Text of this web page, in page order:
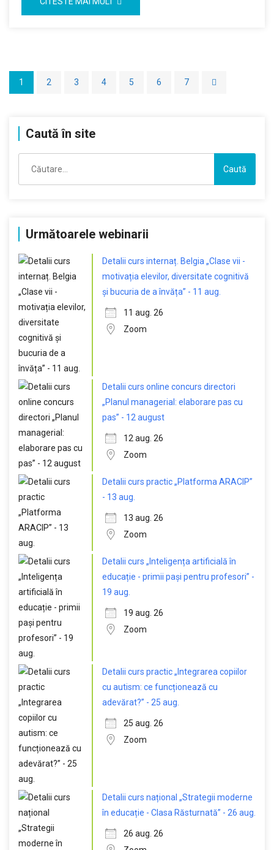
1 2 3 4 5 6 7
Caută în site
după:
Următoarele webinarii
Detalii curs internaț. Belgia „Clase vii -
motivația elevilor, diversitate cognitivă
și bucuria de a învăța” - 11 aug.
11 aug. 26
Zoom
Detalii curs online concurs directori
„Planul managerial: elaborare pas cu
pas” - 12 august
12 aug. 26
Zoom
Detalii curs practic „Platforma ARACIP”
- 13 aug.
13 aug. 26
Zoom
Detalii curs „Inteligența artificială în
educație - primii pași pentru profesori” -
19 aug.
19 aug. 26
Zoom
Detalii curs practic „Integrarea copiilor
cu autism: ce funcționează cu
adevărat?” - 25 aug.
25 aug. 26
Zoom
Detalii curs național „Strategii moderne
în educație - Clasa Răsturnată” - 26 aug.
26 aug. 26